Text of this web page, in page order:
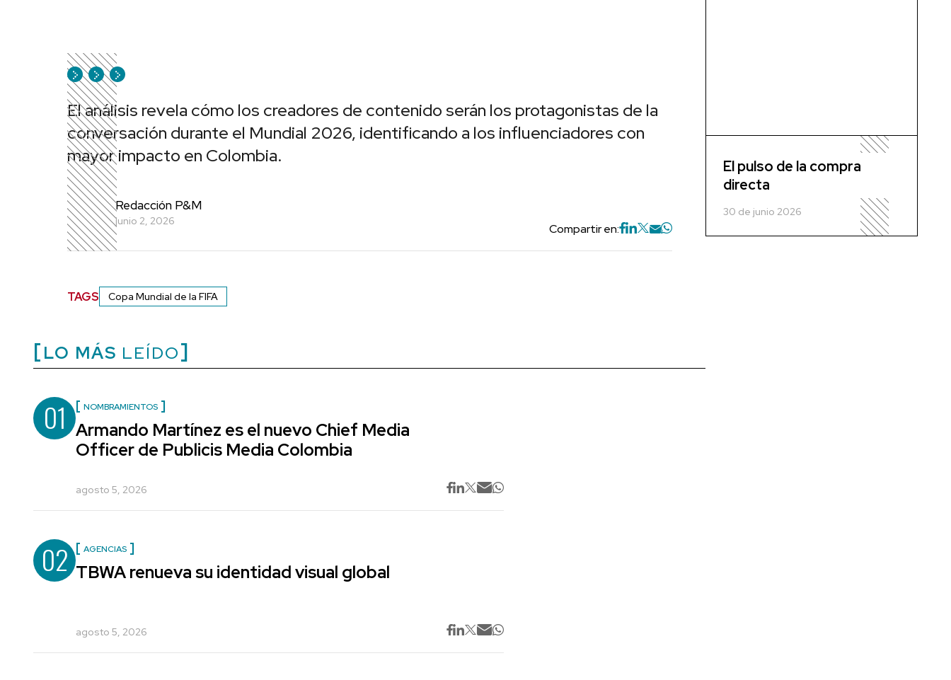
El análisis revela cómo los creadores de contenido serán los protagonistas de la
conversación durante el Mundial 2026, identificando a los influenciadores con
mayor impacto en Colombia.
Redacción P&M
junio 2, 2026
Compartir en:
TAGS Copa Mundial de la FIFA
LO MÁS LEÍDO
01 NOMBRAMIENTOS
Armando Martínez es el nuevo Chief Media
Officer de Publicis Media Colombia
agosto 5, 2026
02 AGENCIAS
TBWA renueva su identidad visual global
agosto 5, 2026
El pulso de la compra
directa
30 de junio 2026